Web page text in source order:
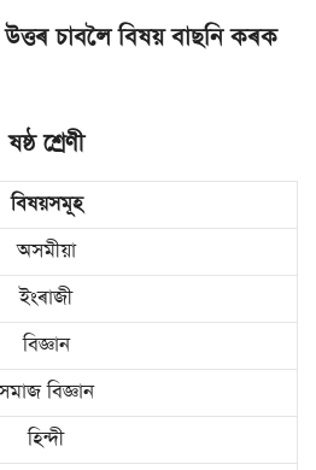
চাবলৈ বিষয় বাছনি কৰক
ষষ্ঠ শ্ৰেণী
বিষয়সমূহ
অসমীয়া
ইংৰাজী
বিজ্ঞান
বিজ্ঞান
হিন্দী